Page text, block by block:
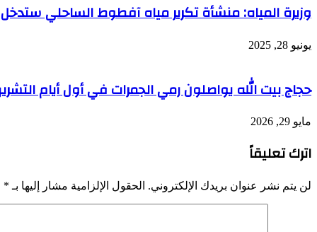
وزيرة المياه: منشأة تكرير مياه آفطوط الساحلي
يونيو 28, 2025
حجاج بيت الله يواصلون رمي الجمرات في أول أيام
مايو 29, 2026
اترك تعليقاً
لن يتم نشر عنوان بريدك الإلكتروني. الحقول الإلزامية مشار إليها بـ *